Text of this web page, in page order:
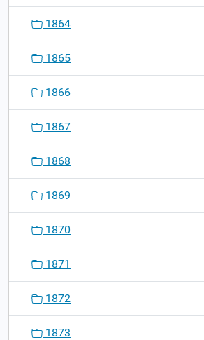
1864
1865
1866
1867
1868
1869
1870
1871
1872
1873